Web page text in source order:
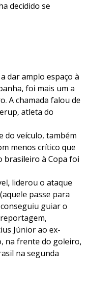
decidido se
dar amplo espaço à
foi mais um a
A chamada falou de
atleta do
do veículo, também
menos crítico que
brasileiro à Copa foi
liderou o ataque
passe para
guiar o
Júnior ao ex-
na frente do goleiro,
na segunda